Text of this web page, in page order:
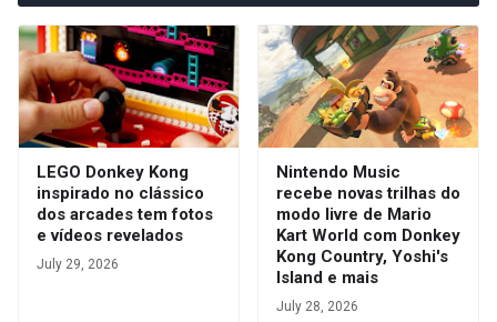
LEGO Donkey Kong
inspirado no clássico
dos arcades tem fotos
e vídeos revelados
July 29, 2026
Nintendo Music
recebe novas trilhas do
modo livre de Mario
Kart World com Donkey
Kong Country, Yoshi's
Island e mais
July 28, 2026